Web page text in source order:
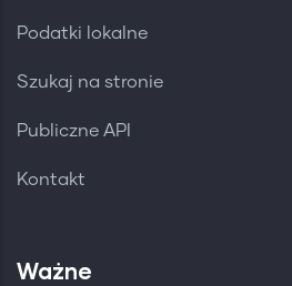
Podatki lokalne
Szukaj na stronie
Publiczne API
Kontakt
Ważne